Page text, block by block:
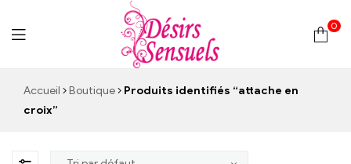
Desirs
0
Accueil Boutique
Produits identifiés “attache en
croix”